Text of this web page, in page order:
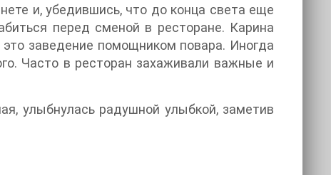
и, убедившись, что до конца света еще
перед сменой в ресторане. Карина
заведение помощником повара. Иногда
Часто в ресторан захаживали важные и
улыбнулась радушной улыбкой, заметив